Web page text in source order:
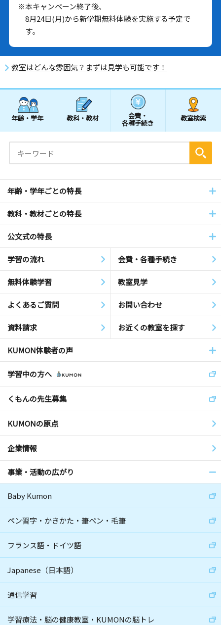
※本キャンペーン終了後、
8月24日(月)から新学期無料体験を実施する予定で
す。
教室はどんな雰囲気？まずは見学も可能です！
年齢・学年 教科・教材 会費・
各種手続き
教室検索
年齢・学年ごとの特長
教科・教材ごとの特長
公文式の特長
学習の流れ 会費・各種手続き
無料体験学習 教室見学
よくあるご質問 お問い合わせ
資料請求 お近くの教室を探す
KUMON体験者の声
学習中の方へ
くもんの先生募集
KUMONの原点
企業情報
事業・活動の広がり
Baby Kumon
ペン習字・かきかた・筆ペン・毛筆
フランス語・ドイツ語
Japanese（日本語）
通信学習
学習療法・脳の健康教室・KUMONの脳トレ